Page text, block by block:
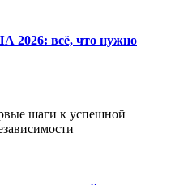
2026: всё, что нужно